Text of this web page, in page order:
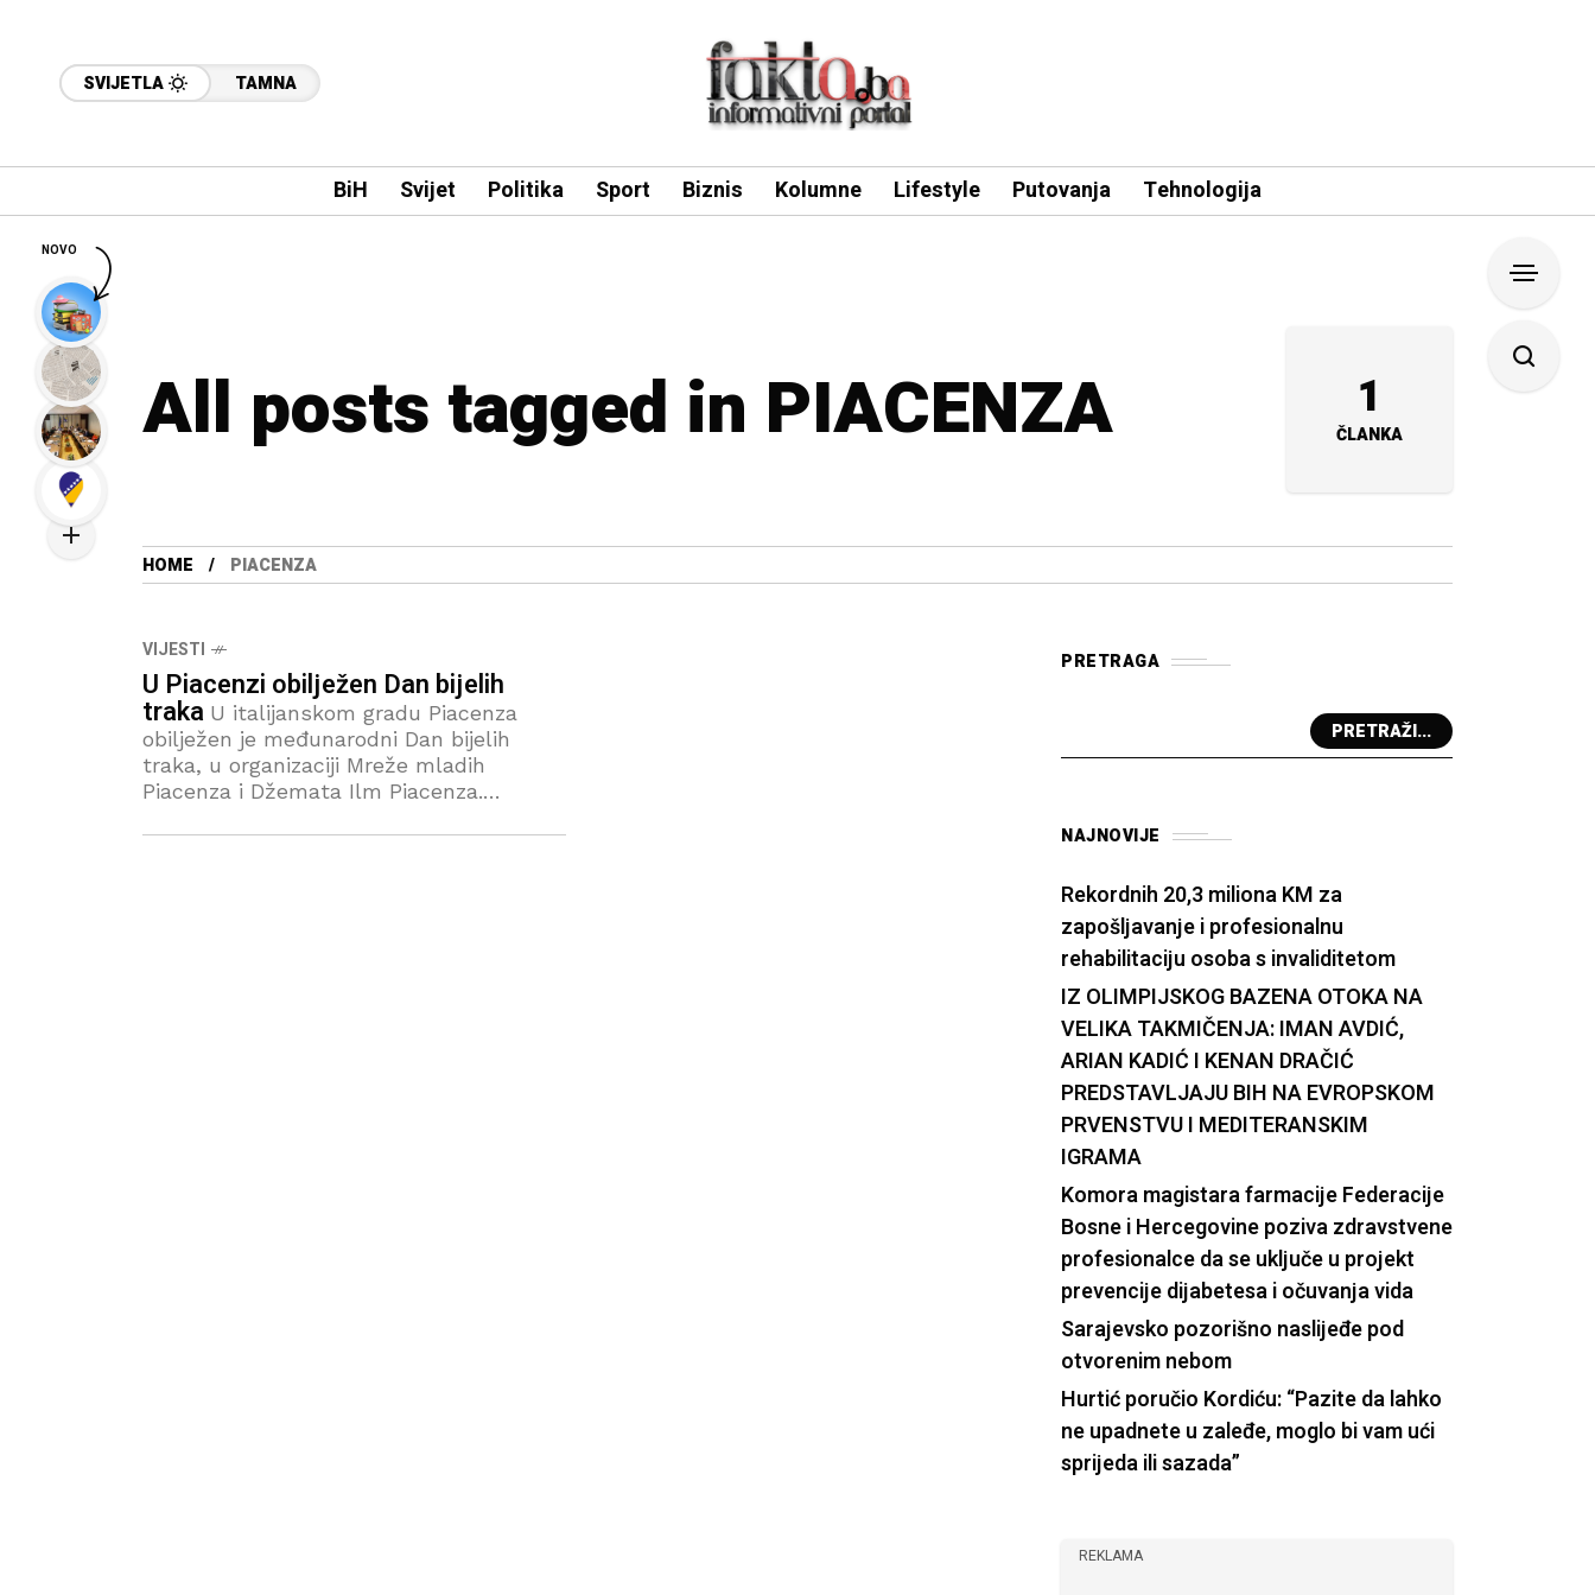
SVIJETLA TAMNA
BiH Svijet Politika Sport Biznis Kolumne Lifestyle Putovanja Tehnologija
All posts tagged in PIACENZA 1
ČLANKA
HOME PIACENZA
VIJESTI
U Piacenzi obilježen Dan bijelih
traka U italijanskom gradu Piacenza
obilježen je međunarodni Dan bijelih
traka, u organizaciji Mreže mladih
Piacenza i Džemata Ilm Piacenza.
Muamer Kozica, predsjednik Islamske
PRETRAGA
PRETRAŽI...
NAJNOVIJE
Rekordnih 20,3 miliona KM za
zapošljavanje i profesionalnu
rehabilitaciju osoba s invaliditetom
IZ OLIMPIJSKOG BAZENA OTOKA NA
VELIKA TAKMIČENJA: IMAN AVDIĆ,
ARIAN KADIĆ I KENAN DRAČIĆ
PREDSTAVLJAJU BIH NA EVROPSKOM
PRVENSTVU I MEDITERANSKIM
IGRAMA
Komora magistara farmacije Federacije
Bosne i Hercegovine poziva zdravstvene
profesionalce da se uključe u projekt
prevencije dijabetesa i očuvanja vida
Sarajevsko pozorišno naslijeđe pod
otvorenim nebom
Hurtić poručio Kordiću: “Pazite da lahko
ne upadnete u zaleđe, moglo bi vam ući
sprijeda ili sazada”
REKLAMA
NOVO